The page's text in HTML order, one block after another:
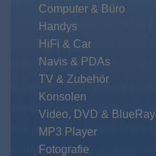
Computer & Büro
Handys
HiFi & Car
Navis & PDAs
TV & Zubehör
Konsolen
Video, DVD & BlueRay
MP3 Player
Fotografie